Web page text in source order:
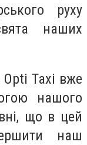
руху
наших
Оpti Taxi вже
нашого
що в цей
наш